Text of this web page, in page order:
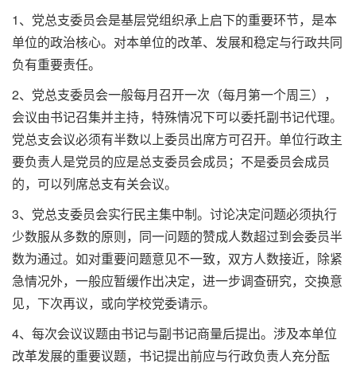
1、党总支委员会是基层党组织承上启下的重要环节，是本
单位的政治核心。对本单位的改革、发展和稳定与行政共同
负有重要责任。
2、党总支委员会一般每月召开一次（每月第一个周三），
会议由书记召集并主持，特殊情况下可以委托副书记代理。
党总支会议必须有半数以上委员出席方可召开。单位行政主
要负责人是党员的应是总支委员会成员；不是委员会成员
的，可以列席总支有关会议。
3、党总支委员会实行民主集中制。讨论决定问题必须执行
少数服从多数的原则，同一问题的赞成人数超过到会委员半
数为通过。如对重要问题意见不一致，双方人数接近，除紧
急情况外，一般应暂缓作出决定，进一步调查研究，交换意
见，下次再议，或向学校党委请示。
4、每次会议议题由书记与副书记商量后提出。涉及本单位
改革发展的重要议题，书记提出前应与行政负责人充分酝